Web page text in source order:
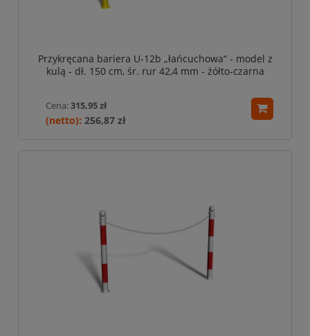
Przykręcana bariera U-12b „łańcuchowa“ - model z
kulą - dł. 150 cm, śr. rur 42,4 mm - żółto-czarna
Cena:315,95 zł
256,87 zł